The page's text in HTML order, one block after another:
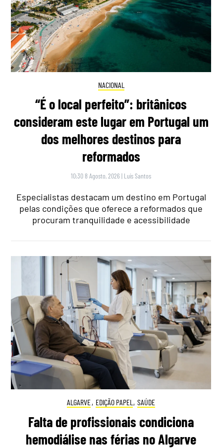
NACIONAL
“É o local perfeito”: britânicos
consideram este lugar em Portugal um
dos melhores destinos para
reformados
10:30 8 Agosto, 2026 | Luís Santos
Especialistas destacam um destino em Portugal
pelas condições que oferece a reformados que
procuram tranquilidade e acessibilidade
ALGARVE, EDIÇÃO PAPEL , SAÚDE
Falta de profissionais condiciona
hemodiálise nas férias no Algarve